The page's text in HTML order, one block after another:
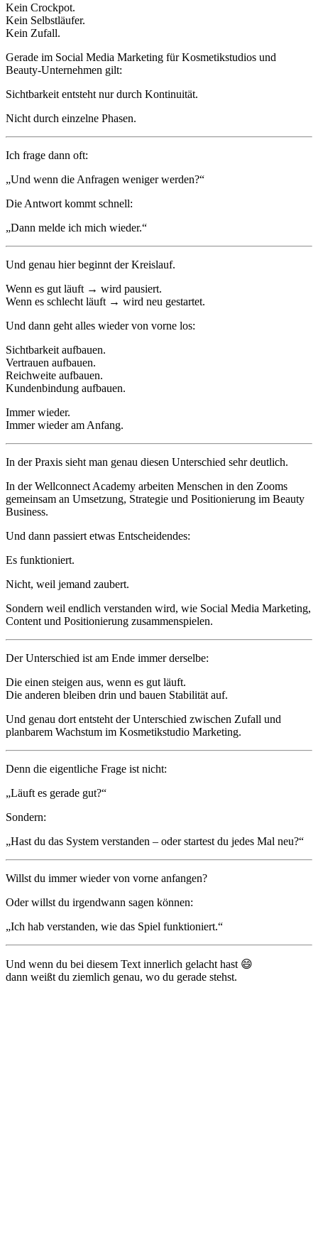
Kein Crockpot.
Kein Selbstläufer.
Kein Zufall.
Gerade im Social Media Marketing für Kosmetikstudios und
Beauty-Unternehmen gilt:
Sichtbarkeit entsteht nur durch Kontinuität.
Nicht durch einzelne Phasen.
Ich frage dann oft:
„Und wenn die Anfragen weniger werden?“
Die Antwort kommt schnell:
„Dann melde ich mich wieder.“
Und genau hier beginnt der Kreislauf.
Wenn es gut läuft → wird pausiert.
Wenn es schlecht läuft → wird neu gestartet.
Und dann geht alles wieder von vorne los:
Sichtbarkeit aufbauen.
Vertrauen aufbauen.
Reichweite aufbauen.
Kundenbindung aufbauen.
Immer wieder.
Immer wieder am Anfang.
In der Praxis sieht man genau diesen Unterschied sehr deutlich.
In der Wellconnect Academy arbeiten Menschen in den Zooms
gemeinsam an Umsetzung, Strategie und Positionierung im Beauty
Business.
Und dann passiert etwas Entscheidendes:
Es funktioniert.
Nicht, weil jemand zaubert.
Sondern weil endlich verstanden wird, wie Social Media Marketing,
Content und Positionierung zusammenspielen.
Der Unterschied ist am Ende immer derselbe:
Die einen steigen aus, wenn es gut läuft.
Die anderen bleiben drin und bauen Stabilität auf.
Und genau dort entsteht der Unterschied zwischen Zufall und
planbarem Wachstum im Kosmetikstudio Marketing.
Denn die eigentliche Frage ist nicht:
„Läuft es gerade gut?“
Sondern:
„Hast du das System verstanden – oder startest du jedes Mal neu?“
Willst du immer wieder von vorne anfangen?
Oder willst du irgendwann sagen können:
„Ich hab verstanden, wie das Spiel funktioniert.“
Und wenn du bei diesem Text innerlich gelacht hast 😄
dann weißt du ziemlich genau, wo du gerade stehst.